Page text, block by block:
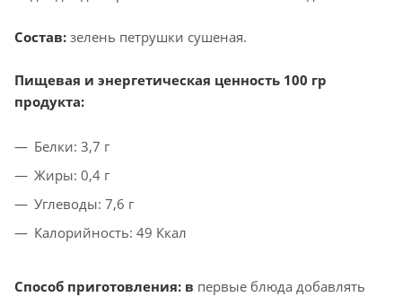
Состав: зелень петрушки сушеная.
Пищевая и энергетическая ценность 100 гр
продукта:
Белки: 3,7 г
Жиры: 0,4 г
Углеводы: 7,6 г
Калорийность: 49 Ккал
Способ приготовления: в первые блюда добавлять